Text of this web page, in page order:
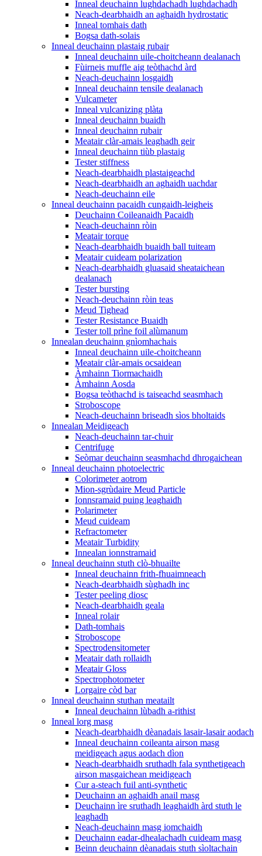
Inneal deuchainn lughdachadh lughdachadh
Neach-dearbhaidh an aghaidh hydrostatic
Inneal tomhais dath
Bogsa dath-solais
Inneal deuchainn plastaig rubair
Inneal deuchainn uile-choitcheann dealanach
Fùirneis muffle aig teòthachd àrd
Neach-deuchainn losgaidh
Inneal deuchainn tensile dealanach
Vulcameter
Inneal vulcanizing plàta
Inneal deuchainn buaidh
Inneal deuchainn rubair
Meatair clàr-amais leaghadh geir
Inneal deuchainn tiùb plastaig
Tester stiffness
Neach-dearbhaidh plastaigeachd
Neach-dearbhaidh an aghaidh uachdar
Neach-deuchainn eile
Inneal deuchainn pacaidh cungaidh-leigheis
Deuchainn Coileanaidh Pacaidh
Neach-deuchainn ròin
Meatair torque
Neach-dearbhaidh buaidh ball tuiteam
Meatair cuideam polarization
Neach-dearbhaidh gluasaid sheataichean
dealanach
Tester bursting
Neach-deuchainn ròin teas
Meud Tighead
Tester Resistance Buaidh
Tester toll prìne foil alùmanum
Innealan deuchainn gnìomhachais
Inneal deuchainn uile-choitcheann
Meatair clàr-amais ocsaidean
Àmhainn Tiormachaidh
Àmhainn Aosda
Bogsa teòthachd is taiseachd seasmhach
Stroboscope
Neach-deuchainn briseadh sìos bholtaids
Innealan Meidigeach
Neach-deuchainn tar-chuir
Centrifuge
Seòmar deuchainn seasmhachd dhrogaichean
Inneal deuchainn photoelectric
Colorimeter aotrom
Mion-sgrùdaire Meud Particle
Ionnsramaid puing leaghaidh
Polarimeter
Meud cuideam
Refractometer
Meatair Turbidity
Innealan ionnstramaid
Inneal deuchainn stuth clò-bhuailte
Inneal deuchainn frith-fhuaimneach
Neach-dearbhaidh sùghadh inc
Tester peeling diosc
Neach-dearbhaidh geala
Inneal rolair
Dath-tomhais
Stroboscope
Spectrodensitometer
Meatair dath rollaidh
Meatair Gloss
Spectrophotometer
Lorgaire còd bar
Inneal deuchainn stuthan meatailt
Inneal deuchainn lùbadh a-rithist
Inneal lorg masg
Neach-dearbhaidh dèanadais lasair-lasair aodach
Inneal deuchainn coileanta airson masg
meidigeach agus aodach dìon
Neach-dearbhaidh sruthadh fala synthetigeach
airson masgaichean meidigeach
Cur a-steach fuil anti-synthetic
Deuchainn an aghaidh anail masg
Deuchainn ìre sruthadh leaghaidh àrd stuth le
leaghadh
Neach-deuchainn masg iomchaidh
Deuchainn eadar-dhealachadh cuideam masg
Beinn deuchainn dèanadais stuth sìoltachain